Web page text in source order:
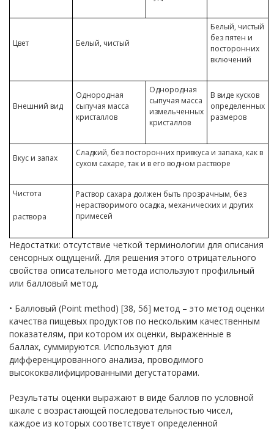
Цвет Белый, чистый
Белый, чистый
без пятен и
посторонних
включений
Внешний вид
Однородная
сыпучая масса
кристаллов
Однородная
сыпучая масса
измельченных
кристаллов
В виде кусков
определенных
размеров
Вкус и запах
Сладкий, без посторонних привкуса и запаха, как в
сухом сахаре, так и в его водном растворе
Чистота
раствора
Раствор сахара должен быть прозрачным, без
нерастворимого осадка, механических и других
примесей
Недостатки: отсутствие четкой терминологии для описания
сенсорных ощущений. Для решения этого отрицательного
свойства описательного метода используют профильный
или балловый метод.
• Балловый (Point method) [38, 56] метод – это метод оценки
качества пищевых продуктов по нескольким качественным
показателям, при котором их оценки, выраженные в
баллах, суммируются. Используют для
дифференцированного анализа, проводимого
высококвалифицированными дегустаторами.
Результаты оценки выражают в виде баллов по условной
шкале с возрастающей последовательностью чисел,
каждое из которых соответствует определенной